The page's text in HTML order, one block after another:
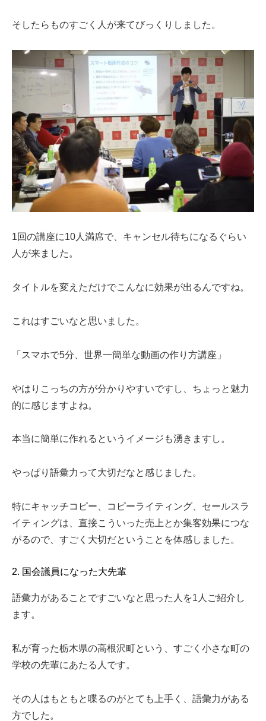
そしたらものすごく人が来てびっくりしました。
1回の講座に10人満席で、キャンセル待ちになるぐらい
人が来ました。
タイトルを変えただけでこんなに効果が出るんですね。
これはすごいなと思いました。
「スマホで5分、世界一簡単な動画の作り方講座」
やはりこっちの方が分かりやすいですし、ちょっと魅力
的に感じますよね。
本当に簡単に作れるというイメージも湧きますし。
やっぱり語彙力って大切だなと感じました。
特にキャッチコピー、コピーライティング、セールスラ
イティングは、直接こういった売上とか集客効果につな
がるので、すごく大切だということを体感しました。
2. 国会議員になった大先輩
語彙力があることですごいなと思った人を1人ご紹介し
ます。
私が育った栃木県の高根沢町という、すごく小さな町の
学校の先輩にあたる人です。
その人はもともと喋るのがとても上手く、語彙力がある
方でした。